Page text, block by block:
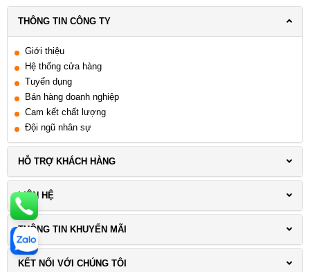
THÔNG TIN CÔNG TY
Giới thiệu
Hệ thống cửa hàng
Tuyển dụng
Bán hàng doanh nghiệp
Cam kết chất lượng
Đội ngũ nhân sự
HỖ TRỢ KHÁCH HÀNG
LIÊN HỆ
THÔNG TIN KHUYẾN MÃI
KẾT NỐI VỚI CHÚNG TÔI